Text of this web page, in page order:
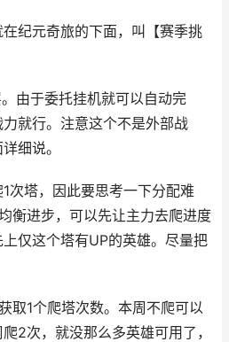
纪元奇旅的下面，叫【赛季挑
由于委托挂机就可以自动完
就行。注意这个不是外部战
细说。
次塔，因此要思考一下分配难
衡进步，可以先让主力去爬进度
仅这个塔有UP的英雄。尽量把
取1个爬塔次数。本周不爬可以
2次，就没那么多英雄可用了，